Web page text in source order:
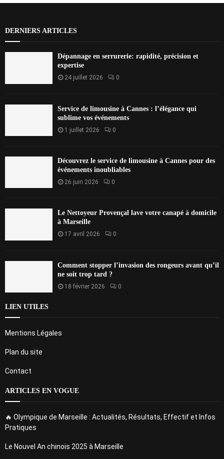
DERNIERS ARTICLES
Dépannage en serrurerie: rapidité, précision et
expertise
24 juillet 2026 0
Service de limousine à Cannes : l’élégance qui
sublime vos événements
1 juillet 2026 0
Découvrez le service de limousine à Cannes pour des
événements inoubliables
26 juin 2026 0
Le Nettoyeur Provençal lave votre canapé à domicile
à Marseille
17 avril 2026 0
Comment stopper l’invasion des rongeurs avant qu’il
ne soit trop tard ?
18 février 2026 0
LIEN UTILES
Mentions Légales
Plan du site
Contact
ARTICLES EN VOGUE
🔥 Olympique de Marseille : Actualités, Résultats, Effectif et Infos
Pratiques
Le Nouvel An chinois 2025 à Marseille